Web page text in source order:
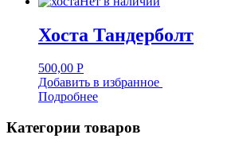
Хоста Тандерболт
500,00 Р
Добавить в избранное
Подробнее
Категории товаров